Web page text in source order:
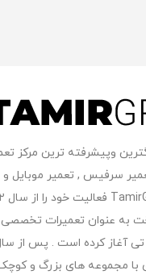
وپیشرفته ترین مرکز
سرفیس , تعمیر موبایل و
به عنوان تعمیرات
تی آغاز کرده است . پس از
با مجموعه های بزرگ و